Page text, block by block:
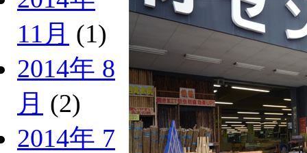
11月 (1)
2014年 8
月 (2)
2014年 7